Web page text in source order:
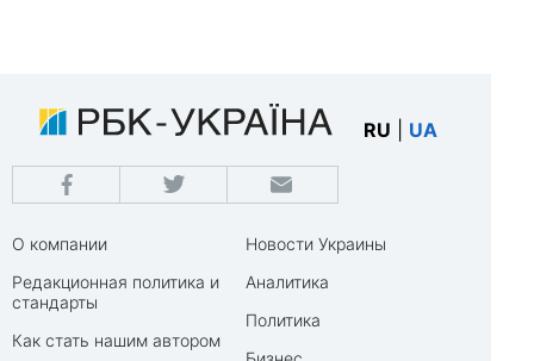
RU UA
О компании
Редакционная политика и
стандарты
Как стать нашим автором
Новости Украины
Аналитика
Политика